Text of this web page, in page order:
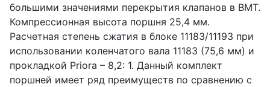
большими значениями перекрытия клапанов в ВМТ.
Компрессионная высота поршня 25,4 мм.
Расчетная степень сжатия в блоке 11183/11193 при
использовании коленчатого вала 11183 (75,6 мм) и
прокладкой Priora – 8,2: 1. Данный комплект
поршней имеет ряд преимуществ по сравнению с